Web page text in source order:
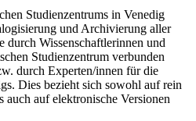
Studienzentrums in Venedig
und Archivierung aller
durch Wissenschaftlerinnen und
Studienzentrum verbunden
durch Experten/innen für die
Dies bezieht sich sowohl auf rein
auch auf elektronische Versionen